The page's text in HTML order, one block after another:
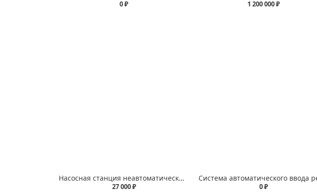
0 ₽ 1 200 000 ₽
Насосная станция неавтоматическая
27 000 ₽ 0 ₽